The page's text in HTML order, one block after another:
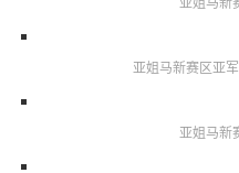
亚姐马新赛区亚
亚姐马新